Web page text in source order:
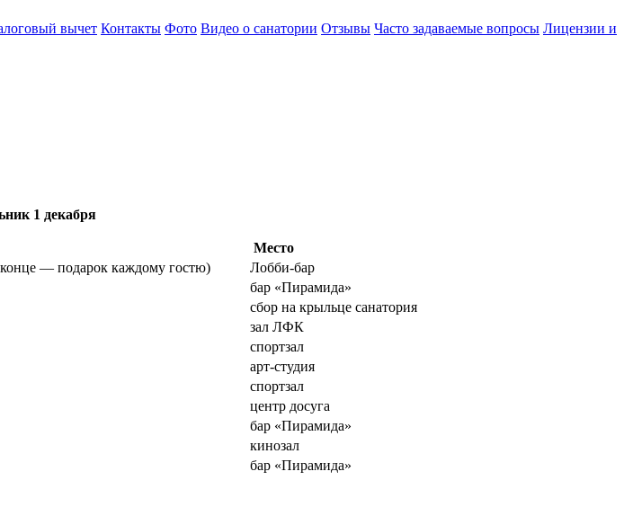
вычет Контакты Фото Видео о санатории Отзывы Часто задаваемые вопросы Лицензии и
1 декабря
Место
конце — подарок каждому гостю)
Лобби-бар
бар «Пирамида»
сбор на крыльце санатория
зал ЛФК
спортзал
арт-студия
спортзал
центр досуга
бар «Пирамида»
кинозал
бар «Пирамида»